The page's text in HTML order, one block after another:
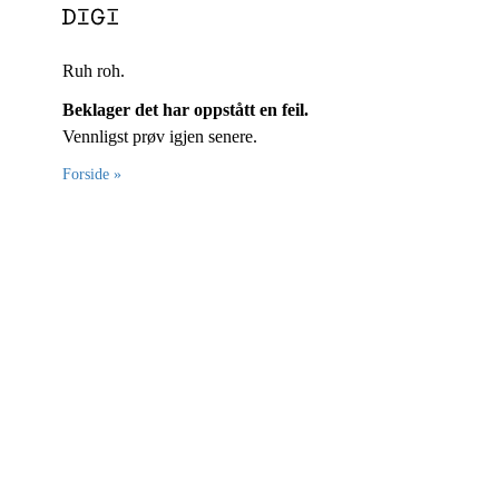
Ruh roh.
Beklager det har oppstått en feil.
Vennligst prøv igjen senere.
Forside »